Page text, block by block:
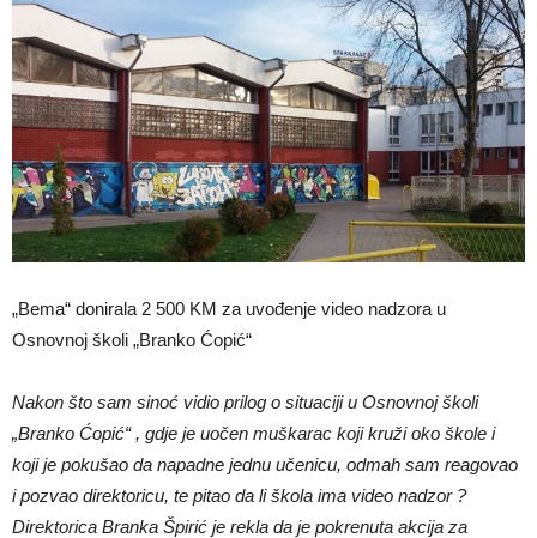
„Bema“ donirala 2 500 KM za uvođenje video nadzora u
Osnovnoj školi „Branko Ćopić“
Nakon što sam sinoć vidio prilog o situaciji u Osnovnoj školi
„Branko Ćopić“ , gdje je uočen muškarac koji kruži oko škole i
koji je pokušao da napadne jednu učenicu, odmah sam reagovao
i pozvao direktoricu, te pitao da li škola ima video nadzor ?
Direktorica Branka Špirić je rekla da je pokrenuta akcija za